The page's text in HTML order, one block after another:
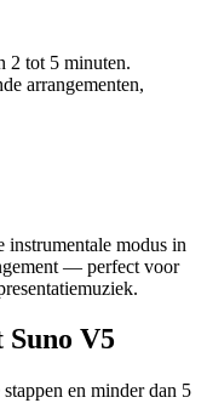
2 tot 5 minuten.
arrangementen,
instrumentale modus in
— perfect voor
Suno V5
en minder dan 5